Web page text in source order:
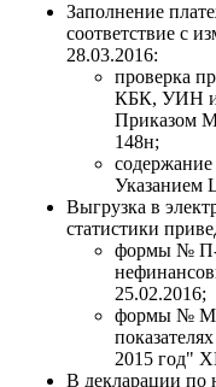
Заполнение
соответствие с
28.03.2016:
проверка
КБК, УИН и
Приказом
148н;
содержание
Указанием
Выгрузка в
статистики
формы № П-
25.02.2016;
формы №
2015 год"
В декларации по